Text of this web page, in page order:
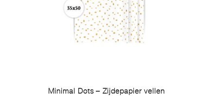
Minimal Dots – Zijdepapier vellen